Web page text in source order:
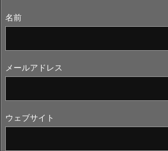
名前
メールアドレス
ウェブサイト